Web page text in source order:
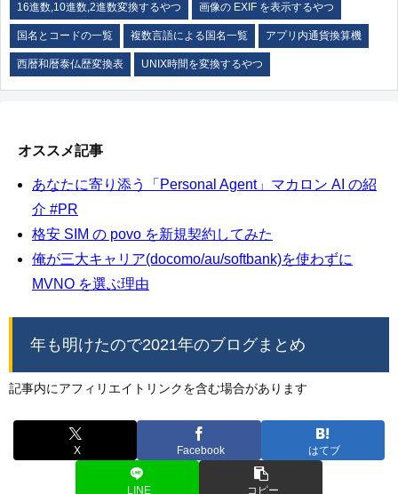
16進数,10進数,2進数変換するやつ 画像の EXIF を表示するやつ
国名とコードの一覧 複数言語による国名一覧 アプリ内通貨換算機
西暦和暦泰仏歴変換表 UNIX時間を変換するやつ
オススメ記事
あなたに寄り添う「Personal Agent」マカロン AI の紹
介 #PR
格安 SIM の povo を新規契約してみた
俺が三大キャリア(docomo/au/softbank)を使わずに
MVNO を選ぶ理由
年も明けたので2021年のブログまとめ
記事内にアフィリエイトリンクを含む場合があります
X Facebook はてブ
LINE コピー